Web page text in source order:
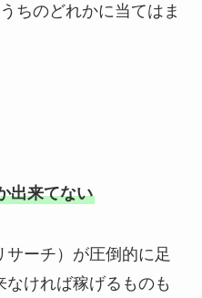
ちのどれかに当てはま
出来てない
ーチ）が圧倒的に足
なければ稼げるものも